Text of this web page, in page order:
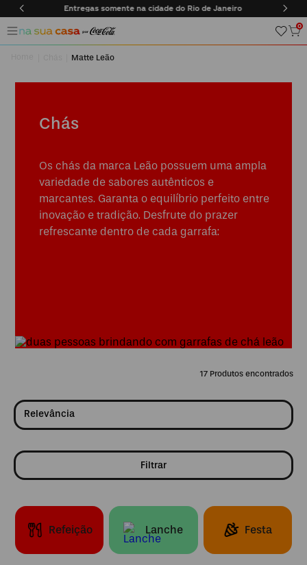
Frete Grátis em compras acima de R$170
0
Matte Leão
Chás
Os chás da marca Leão possuem uma ampla
variedade de sabores autênticos e
marcantes. Garanta o equilíbrio perfeito entre
inovação e tradição. Desfrute do prazer
refrescante dentro de cada garrafa:
17
Filtrar
Relevância
Refeição Lanche Festa